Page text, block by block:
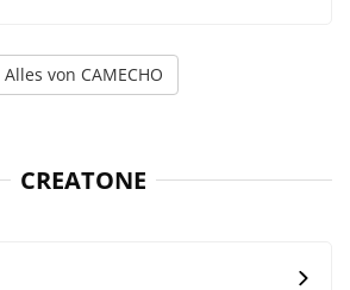
Alles von CAMECHO
CREATONE